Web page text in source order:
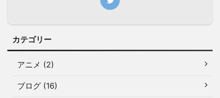
カテゴリー
アニメ (2)
ブログ (16)